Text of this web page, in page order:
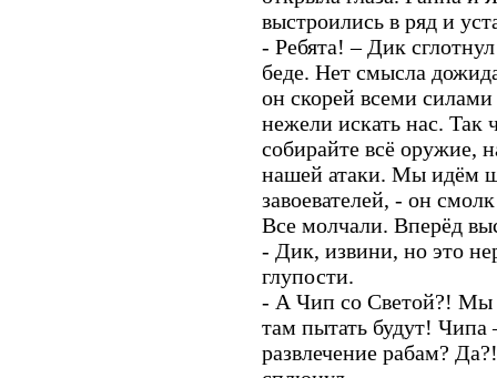
выстроились в ряд и
- Ребята! – Дик
беде. Нет смысла
он скорей всеми силами
нежели искать нас. Так
собирайте всё оружие,
нашей атаки. Мы идём
завоевателей, - он
Все молчали. Вперёд
- Дик, извини, но это
глупости.
- А Чип со Светой?! Мы
там пытать будут! Чипа
развлечение рабам?